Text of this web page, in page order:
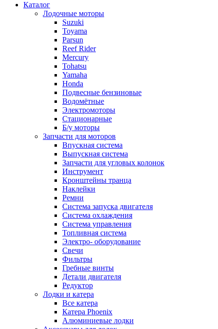
Каталог
Лодочные моторы
Suzuki
Toyama
Parsun
Reef Rider
Mercury
Tohatsu
Yamaha
Honda
Подвесные бензиновые
Водомётные
Электромоторы
Стационарные
Б/у моторы
Запчасти для моторов
Впускная система
Выпускная система
Запчасти для угловых колонок
Инструмент
Кронштейны транца
Наклейки
Ремни
Система запуска двигателя
Система охлаждения
Система управления
Топливная система
Электро- оборудование
Свечи
Фильтры
Гребные винты
Детали двигателя
Редуктор
Лодки и катера
Все катера
Катера Phoenix
Алюминиевые лодки